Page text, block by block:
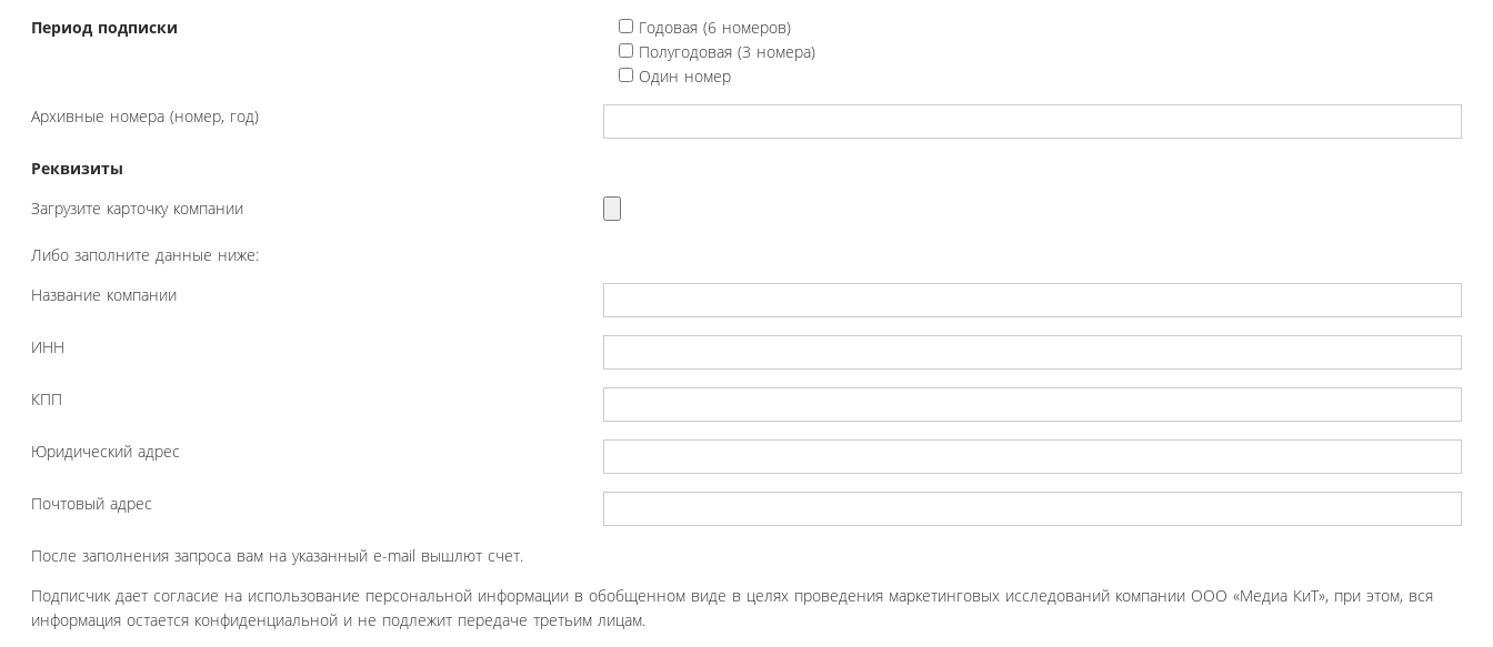
Период подписки
Годовая (6 номеров)
Полугодовая (3 номера)
Один номер
Архивные номера (номер, год)
Реквизиты
Загрузите карточку компании
Либо заполните данные ниже:
Название компании
ИНН
КПП
Юридический адрес
Почтовый адрес
После заполнения запроса вам на указанный e-mail вышлют счет.
Подписчик дает согласие на использование персональной информации в обобщенном виде в целях проведения маркетинговых исследований компании ООО «Медиа КиТ», при этом, вся
информация остается конфиденциальной и не подлежит передаче третьим лицам.